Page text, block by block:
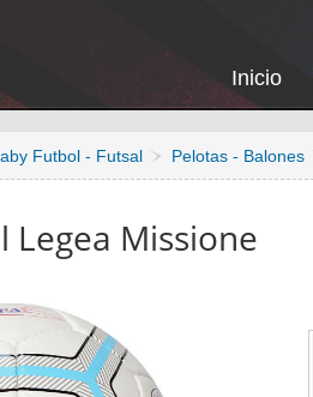
Inicio
Futbol - Futsal Pelotas - Balones
Legea Missione